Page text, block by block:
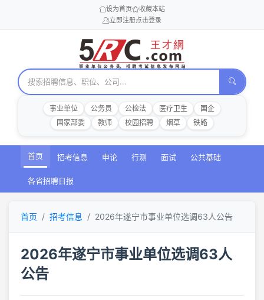
设为首页
收藏本站
立即注册点击登录
事业单位 公务员 公检法 医疗卫生
国企
国家部委
教师 校园招聘 烟草 铁路
首页 招考信息 申论 行测 面试 公共基础
各省招聘日报
首页 招考信息 2026年遂宁市事业单位选调63人公告
2026年遂宁市事业单位选调63人
公告